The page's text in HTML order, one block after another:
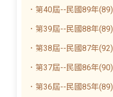
．第40屆--民國89年(89)
．第39屆--民國88年(89)
．第38屆--民國87年(92)
．第37屆--民國86年(90)
．第36屆--民國85年(89)